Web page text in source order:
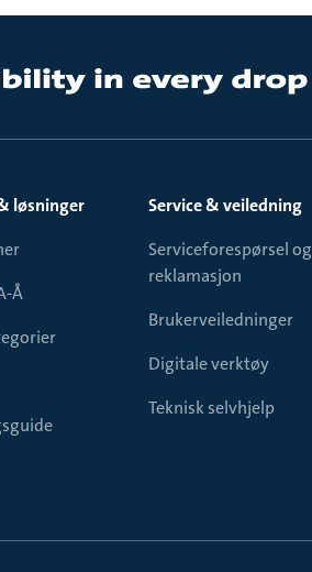
løsninger
Å
Service & veiledning
Serviceforespørsel og
reklamasjon
Brukerveiledninger
Digitale verktøy
Teknisk selvhjelp